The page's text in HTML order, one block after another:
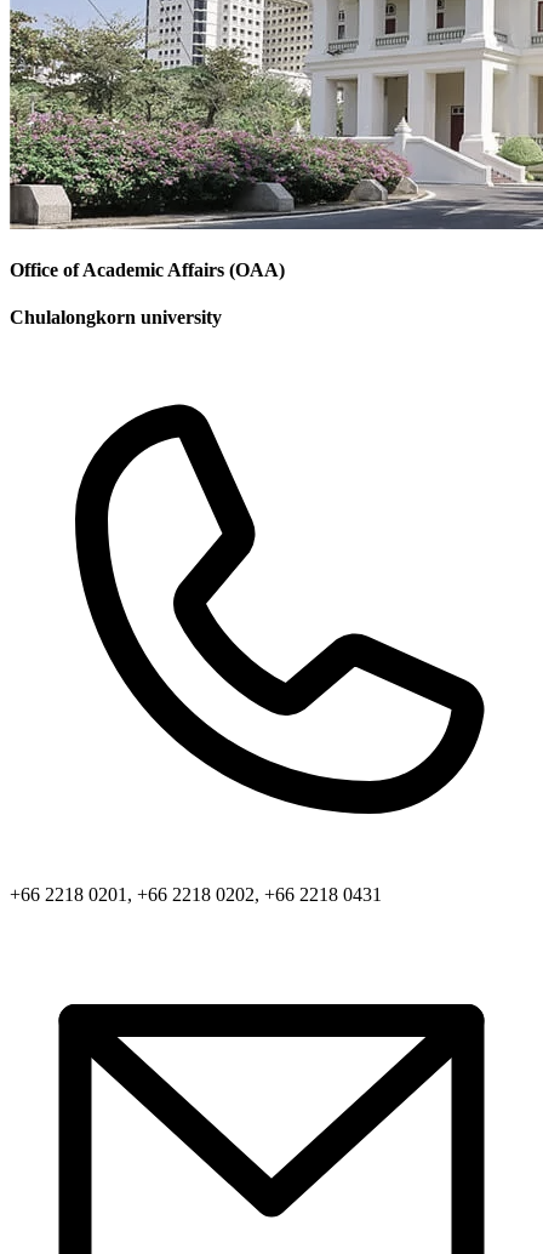
Office of Academic Affairs (OAA)
Chulalongkorn university
+66 2218 0201, +66 2218 0202, +66 2218 0431